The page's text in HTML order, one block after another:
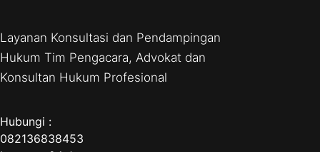
Layanan Konsultasi dan Pendampingan
Hukum Tim Pengacara, Advokat dan
Konsultan Hukum Profesional
Hubungi :
082136838453